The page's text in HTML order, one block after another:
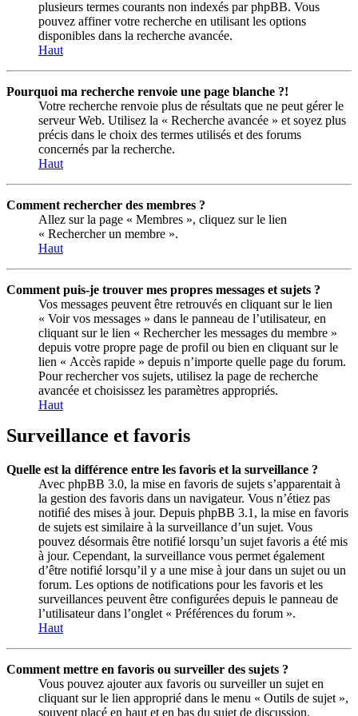
plusieurs termes courants non indexés par phpBB. Vous
pouvez affiner votre recherche en utilisant les options
disponibles dans la recherche avancée.
Haut
Pourquoi ma recherche renvoie une page blanche ?!
Votre recherche renvoie plus de résultats que ne peut gérer le
serveur Web. Utilisez la « Recherche avancée » et soyez plus
précis dans le choix des termes utilisés et des forums
concernés par la recherche.
Haut
Comment rechercher des membres ?
Allez sur la page « Membres », cliquez sur le lien
« Rechercher un membre ».
Haut
Comment puis-je trouver mes propres messages et sujets ?
Vos messages peuvent être retrouvés en cliquant sur le lien
« Voir vos messages » dans le panneau de l’utilisateur, en
cliquant sur le lien « Rechercher les messages du membre »
depuis votre propre page de profil ou bien en cliquant sur le
lien « Accès rapide » depuis n’importe quelle page du forum.
Pour rechercher vos sujets, utilisez la page de recherche
avancée et choisissez les paramètres appropriés.
Haut
Surveillance et favoris
Quelle est la différence entre les favoris et la surveillance ?
Avec phpBB 3.0, la mise en favoris de sujets s’apparentait à
la gestion des favoris dans un navigateur. Vous n’étiez pas
notifié des mises à jour. Depuis phpBB 3.1, la mise en favoris
de sujets est similaire à la surveillance d’un sujet. Vous
pouvez désormais être notifié lorsqu’un sujet favoris a été mis
à jour. Cependant, la surveillance vous permet également
d’être notifié lorsqu’il y a une mise à jour dans un sujet ou un
forum. Les options de notifications pour les favoris et les
surveillances peuvent être configurées depuis le panneau de
l’utilisateur dans l’onglet « Préférences du forum ».
Haut
Comment mettre en favoris ou surveiller des sujets ?
Vous pouvez ajouter aux favoris ou surveiller un sujet en
cliquant sur le lien approprié dans le menu « Outils de sujet »,
souvent placé en haut et en bas du sujet de discussion.